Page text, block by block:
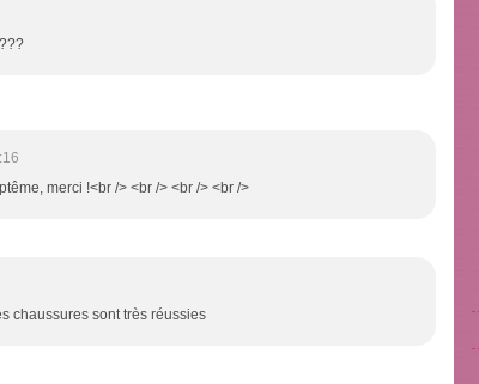
merci !<br /> <br /> <br /> <br />
chaussures sont très réussies